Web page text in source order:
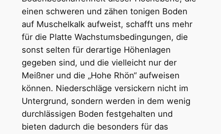
einen schweren und zähen tonigen Boden
auf Muschelkalk aufweist, schafft uns mehr
für die Platte Wachstumsbedingungen, die
sonst selten für derartige Höhenlagen
gegeben sind, und die vielleicht nur der
Meißner und die „Hohe Rhön“ aufweisen
können. Niederschläge versickern nicht im
Untergrund, sondern werden in dem wenig
durchlässigen Boden festgehalten und
bieten dadurch die besonders für das